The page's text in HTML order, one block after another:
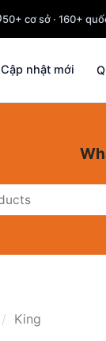
50+ cơ sở · 160+
Cập nhật mới
/ King